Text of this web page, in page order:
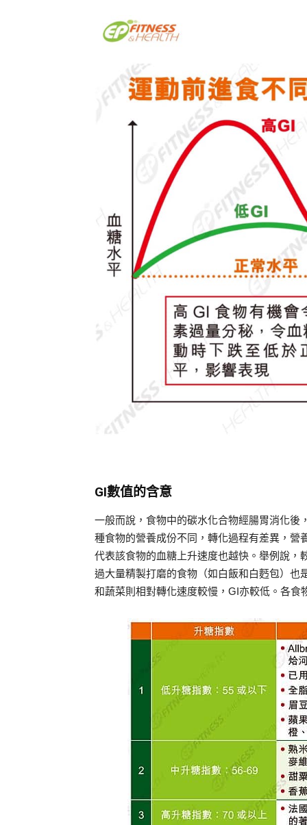
GI數值的含意
一般而說，食物中的碳水化合物經腸胃消化後
種食物的營養成份不同，轉化過程有差異，營
代表該食物的血糖上升速度也越快。舉例說，
過大量精製打磨的食物（如白飯和白麫包）也
和蔬菜則相對轉化速度較慢，GI亦較低。各食